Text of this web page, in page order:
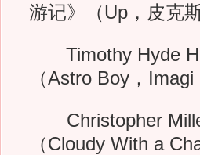
游记》（Up，皮克斯
Timothy Hyde
（Astro Boy，Imagi
Christopher
（Cloudy With a